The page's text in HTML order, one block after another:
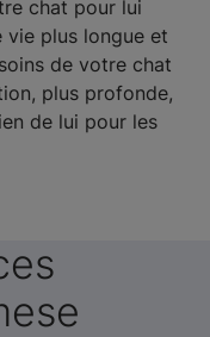
chat pour lui
vie plus longue et
de votre chat
plus profonde,
de lui pour les